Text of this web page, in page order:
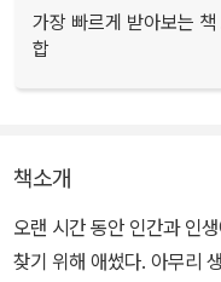
가장 빠르게 받아보는
합
책소개
오랜 시간 동안 인간과 인
찾기 위해 애썼다. 아무리